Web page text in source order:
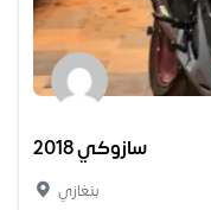
سازوكي 2018
بنغازي